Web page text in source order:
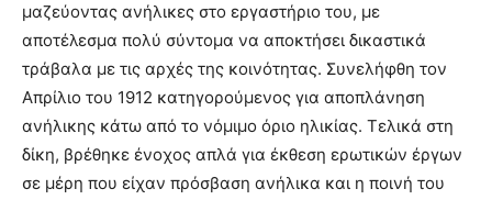
μαζεύοντας ανήλικες στο εργαστήριο του, με
αποτέλεσμα πολύ σύντομα να αποκτήσει δικαστικά
τράβαλα με τις αρχές της κοινότητας. Συνελήφθη τον
Απρίλιο του 1912 κατηγορούμενος για αποπλάνηση
ανήλικης κάτω από το νόμιμο όριο ηλικίας. Τελικά στη
δίκη, βρέθηκε ένοχος απλά για έκθεση ερωτικών έργων
σε μέρη που είχαν πρόσβαση ανήλικα και η ποινή του